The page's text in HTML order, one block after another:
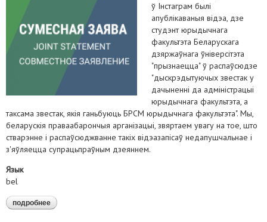
ў Інстаграм былі
апублікаваныя відэа, дзе
студэнт юрыдычнага
факультэта Беларускага
дзяржаўнага ўніверсітэта
"прызнаецца" ў распаўсюдзе
"дыскрэдытуючых звестак у
дачыненні да адміністрацыі
юрыдычнага факультэта, а
таксама звестак, якія ганьбуюць БРСМ юрыдычнага факультэта". Мы,
беларускія праваабарончыя арганізацыі, звяртаем увагу на тое, што
стварэнне і распаўсюджванне такіх відэазапісаў недапушчальнае і
з'яўляецца супрацьпраўным дзеяннем.
Язык
bel
подробнее о сумесная заява беларускіх праваабарончых арганізацый
наконт распаўсюду юрыдычным факультэтам